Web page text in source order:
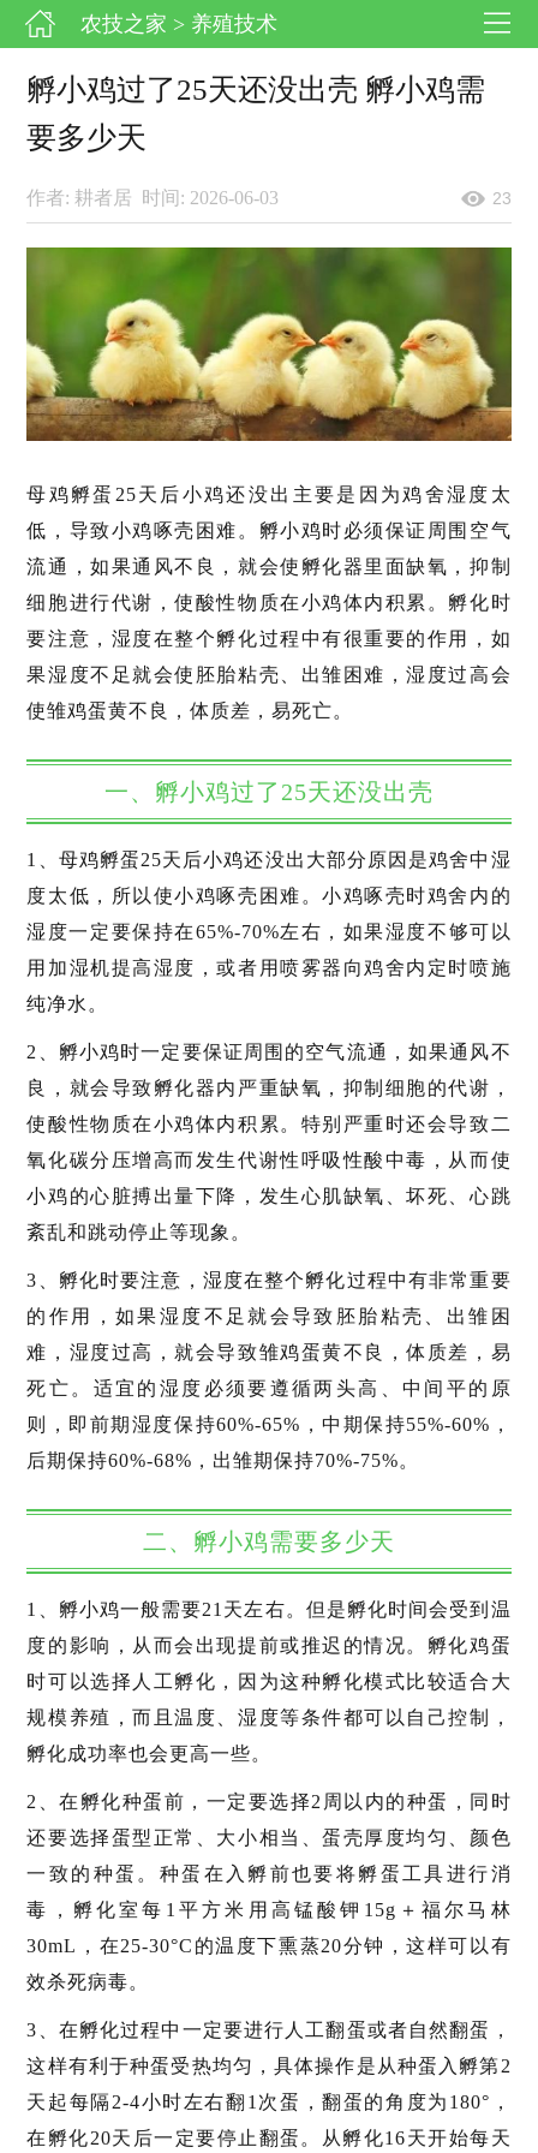
农技之家 > 养殖技术
孵小鸡过了25天还没出壳 孵小鸡需
要多少天
作者: 耕者居 时间: 2026-06-03 23
母鸡孵蛋25天后小鸡还没出主要是因为鸡舍湿度太
低，导致小鸡啄壳困难。孵小鸡时必须保证周围空气
流通，如果通风不良，就会使孵化器里面缺氧，抑制
细胞进行代谢，使酸性物质在小鸡体内积累。孵化时
要注意，湿度在整个孵化过程中有很重要的作用，如
果湿度不足就会使胚胎粘壳、出雏困难，湿度过高会
使雏鸡蛋黄不良，体质差，易死亡。
一、孵小鸡过了25天还没出壳
1、母鸡孵蛋25天后小鸡还没出大部分原因是鸡舍中湿
度太低，所以使小鸡啄壳困难。小鸡啄壳时鸡舍内的
湿度一定要保持在65%-70%左右，如果湿度不够可以
用加湿机提高湿度，或者用喷雾器向鸡舍内定时喷施
纯净水。
2、孵小鸡时一定要保证周围的空气流通，如果通风不
良，就会导致孵化器内严重缺氧，抑制细胞的代谢，
使酸性物质在小鸡体内积累。特别严重时还会导致二
氧化碳分压增高而发生代谢性呼吸性酸中毒，从而使
小鸡的心脏搏出量下降，发生心肌缺氧、坏死、心跳
紊乱和跳动停止等现象。
3、孵化时要注意，湿度在整个孵化过程中有非常重要
的作用，如果湿度不足就会导致胚胎粘壳、出雏困
难，湿度过高，就会导致雏鸡蛋黄不良，体质差，易
死亡。适宜的湿度必须要遵循两头高、中间平的原
则，即前期湿度保持60%-65%，中期保持55%-60%，
后期保持60%-68%，出雏期保持70%-75%。
二、孵小鸡需要多少天
1、孵小鸡一般需要21天左右。但是孵化时间会受到温
度的影响，从而会出现提前或推迟的情况。孵化鸡蛋
时可以选择人工孵化，因为这种孵化模式比较适合大
规模养殖，而且温度、湿度等条件都可以自己控制，
孵化成功率也会更高一些。
2、在孵化种蛋前，一定要选择2周以内的种蛋，同时
还要选择蛋型正常、大小相当、蛋壳厚度均匀、颜色
一致的种蛋。种蛋在入孵前也要将孵蛋工具进行消
毒，孵化室每1平方米用高锰酸钾15g＋福尔马林
30mL，在25-30°C的温度下熏蒸20分钟，这样可以有
效杀死病毒。
3、在孵化过程中一定要进行人工翻蛋或者自然翻蛋，
这样有利于种蛋受热均匀，具体操作是从种蛋入孵第2
天起每隔2-4小时左右翻1次蛋，翻蛋的角度为180°，
在孵化20天后一定要停止翻蛋。从孵化16天开始每天